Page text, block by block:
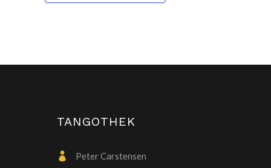
TANGOTHEK
Peter Carstensen